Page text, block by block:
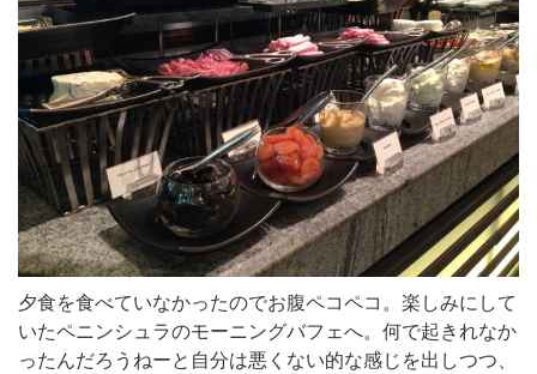
夕食を食べていなかったのでお腹ペコペコ。楽しみにして
いたペニンシュラのモーニングバフェへ。何で起きれなか
ったんだろうねーと自分は悪くない的な感じを出しつつ、